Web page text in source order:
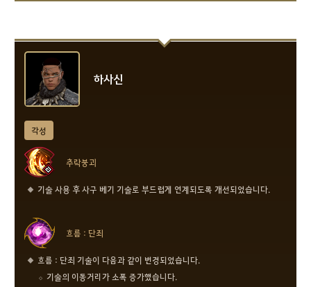
하사신
각성
추락붕괴
기술 사용 후 사구 베기 기술로 부드럽게 연계되도록 개선되었습니다.
흐름 : 단죄
흐름 : 단죄 기술이 다음과 같이 변경되었습니다.
기술의 이동거리가 소폭 증가했습니다.